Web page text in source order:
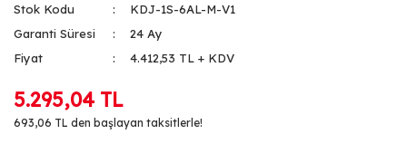
Stok Kodu
KDJ-1S-6AL-M-V1
Garanti Süresi
24 Ay
Fiyat
4.412,53 TL + KDV
5.295,04 TL
693,06 TL den başlayan taksitlerle!